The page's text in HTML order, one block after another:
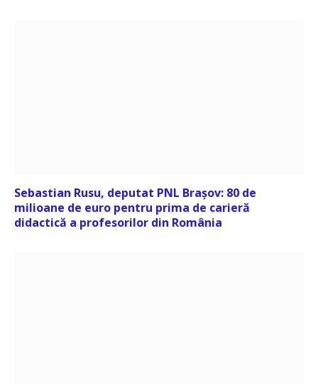
Sebastian Rusu, deputat PNL Brașov: 80 de
milioane de euro pentru prima de carieră
didactică a profesorilor din România